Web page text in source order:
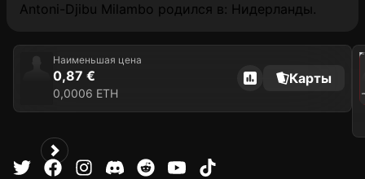
Antoni-Djibu Milambo родился в: Нидерланды.
Наименьшая цена
0,87 €
0,0006 ETH
Карты
2024